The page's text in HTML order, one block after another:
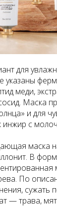
для
указаны
меди,
Маска
и для
инжир с
маска
В
По
сужать
— трава,